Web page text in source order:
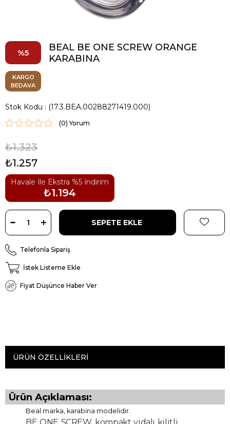
5
BEAL BE ONE SCREW ORANGE
KARABINA
KARGO
BEDAVA
Stok Kodu (17.3.BEA.00288271419.000)
(0)
₺1.323
₺1.257
Havale İle Ekstra %5 İndirim
₺1.194
Telefonla Sipariş
İstek Listeme Ekle
Fiyat Düşünce Haber Ver
ÜRÜN ÖZELLIKLERI
Ürün Açıklaması:
Beal marka, karabina modelidir.
BE ONE SCREW, kompakt vidalı kilitli